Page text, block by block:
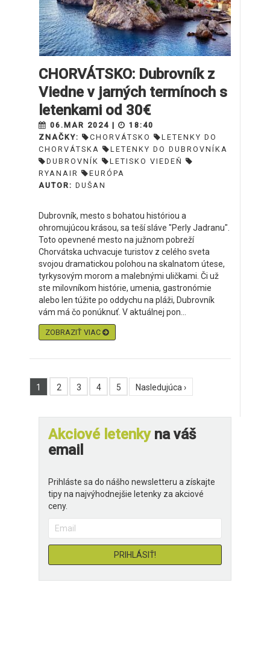
CHORVÁTSKO: Dubrovník z
Viedne v jarných termínoch s
letenkami od 30€
06.MAR 2024 |
18:40
ZNAČKY:
CHORVÁTSKO
LETENKY DO
CHORVÁTSKA
LETENKY DO DUBROVNÍKA
DUBROVNÍK
LETISKO VIEDEŇ
RYANAIR
EURÓPA
AUTOR: DUŠAN
Dubrovník, mesto s bohatou históriou a
ohromujúcou krásou, sa teší sláve "Perly Jadranu".
Toto opevnené mesto na južnom pobreží
Chorvátska uchvacuje turistov z celého sveta
svojou dramatickou polohou na skalnatom útese,
tyrkysovým morom a malebnými uličkami. Či už
ste milovníkom histórie, umenia, gastronómie
alebo len túžite po oddychu na pláži, Dubrovník
vám má čo ponúknuť. V aktuálnej pon...
ZOBRAZIŤ VIAC
1 2 3 4 5 Nasledujúca ›
Akciové letenkyna váš
email
Prihláste sa do nášho newsletteru a získajte
tipy na najvýhodnejšie letenky za akciové
ceny.